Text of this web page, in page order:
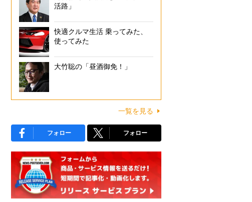
活路」
快適クルマ生活 乗ってみた、
使ってみた
大竹聡の「昼酒御免！」
一覧を見る
フォロー フォロー